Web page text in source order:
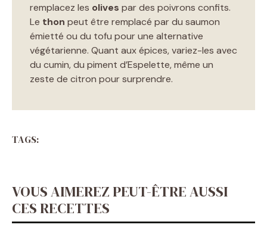
remplacez les olives par des poivrons confits.
Le thon peut être remplacé par du saumon
émietté ou du tofu pour une alternative
végétarienne. Quant aux épices, variez-les avec
du cumin, du piment d’Espelette, même un
zeste de citron pour surprendre.
TAGS:
VOUS AIMEREZ PEUT-ÊTRE AUSSI
CES RECETTES